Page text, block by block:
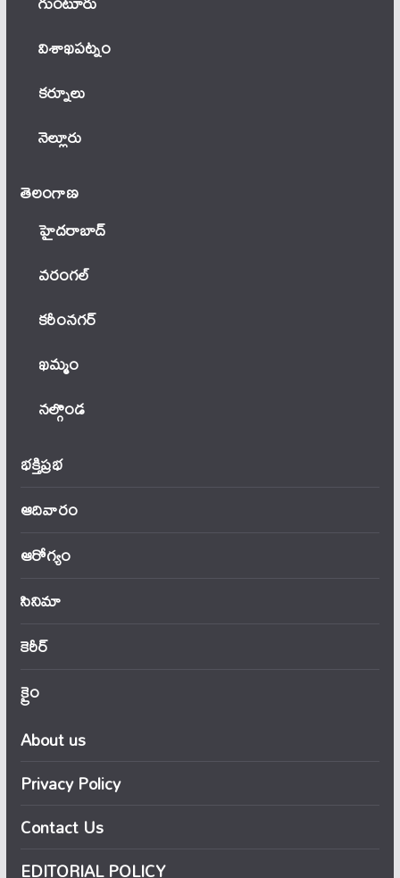
విశాఖపట్నం
కర్నూలు
నెల్లూరు
తెలంగాణ‌
హైదరాబాద్
వ‌రంగ‌ల్
కరీంనగర్
ఖ‌మ్మం
నల్గొండ
భక్తిప్రభ
ఆదివారం
ఆరోగ్యం
సినిమా
కెరీర్
క్రైం
About us
Privacy Policy
Contact Us
EDITORIAL POLICY